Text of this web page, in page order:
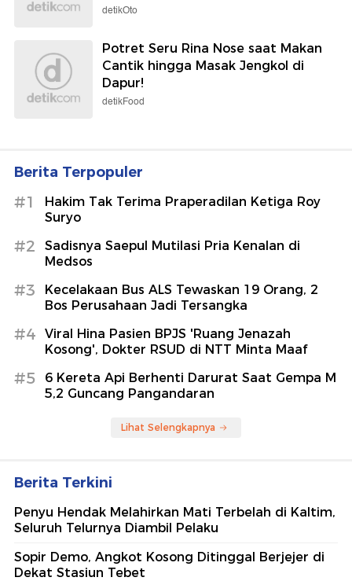
detikOto
Potret Seru Rina Nose saat Makan
Cantik hingga Masak Jengkol di
Dapur!
detikFood
Berita Terpopuler
#1
Hakim Tak Terima Praperadilan Ketiga Roy
Suryo
#2
Sadisnya Saepul Mutilasi Pria Kenalan di
Medsos
#3
Kecelakaan Bus ALS Tewaskan 19 Orang, 2
Bos Perusahaan Jadi Tersangka
#4
Viral Hina Pasien BPJS 'Ruang Jenazah
Kosong', Dokter RSUD di NTT Minta Maaf
#5
6 Kereta Api Berhenti Darurat Saat Gempa M
5,2 Guncang Pangandaran
Lihat Selengkapnya
Berita Terkini
Penyu Hendak Melahirkan Mati Terbelah di Kaltim,
Seluruh Telurnya Diambil Pelaku
Sopir Demo, Angkot Kosong Ditinggal Berjejer di
Dekat Stasiun Tebet